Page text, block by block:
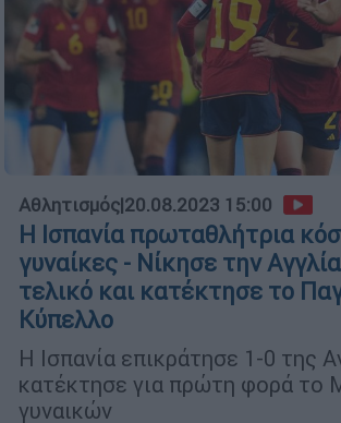
Αθλητισμός|20.08.2023 15:00
Η Ισπανία πρωταθλήτρια
γυναίκες - Νίκησε την
τελικό και κατέκτησε το
Κύπελλο
H Ισπανία επικράτησε 1-0 της
κατέκτησε για πρώτη φορά το
γυναικών